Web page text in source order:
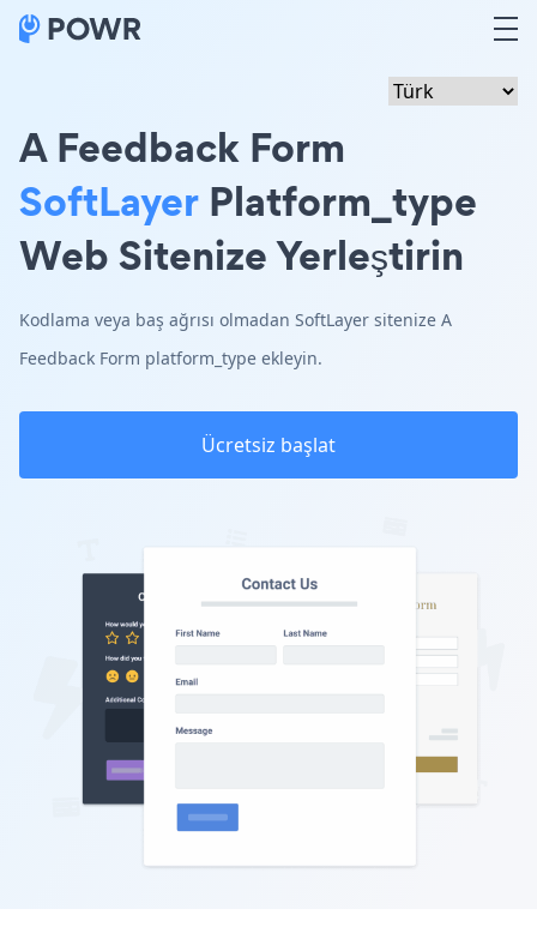
A Feedback Form
SoftLayer Platform_type
Web Sitenize Yerleştirin
Kodlama veya baş ağrısı olmadan SoftLayer sitenize A
Feedback Form platform_type ekleyin.
Ücretsiz başlat